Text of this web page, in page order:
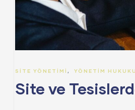
SITE YÖNETIMI ,YÖNETIM
Site ve